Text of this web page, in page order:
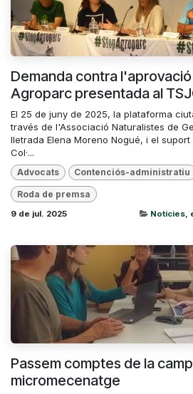
Demanda contra l'aprovació
Agroparc presentada al
El 25 de juny de 2025, la plataforma
través de l'Associació Naturalistes de
lletrada Elena Moreno Nogué, i el
Col·...
Advocats Contenciós-administratiu
Roda de premsa
9 de jul. 2025 Notícies,
Passem comptes de la
micromecenatge